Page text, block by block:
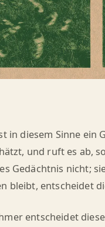
in diesem Sinne ein
und ruft es ab,
Gedächtnis nicht;
bleibt, entscheidet
entscheidet